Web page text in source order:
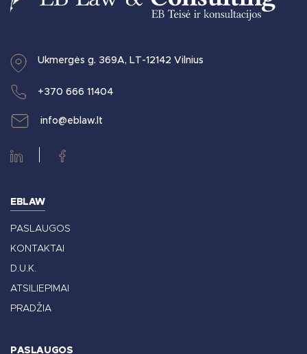
Ukmergės g. 369A, LT-12142 Vilnius
+370 666 11404
info@eblaw.lt
EBLAW
PASLAUGOS
KONTAKTAI
D.U.K.
ATSILIEPIMAI
PRADŽIA
PASLAUGOS